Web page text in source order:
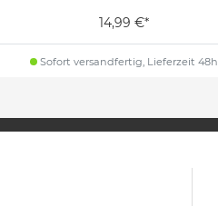
14,99 €*
Sofort versandfertig, Lieferzeit 48h